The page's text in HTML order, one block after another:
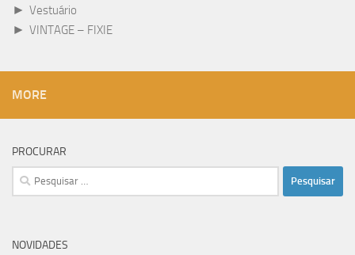
► Vestuário
► VINTAGE – FIXIE
MORE
PROCURAR
Pesquisar
por:
NOVIDADES